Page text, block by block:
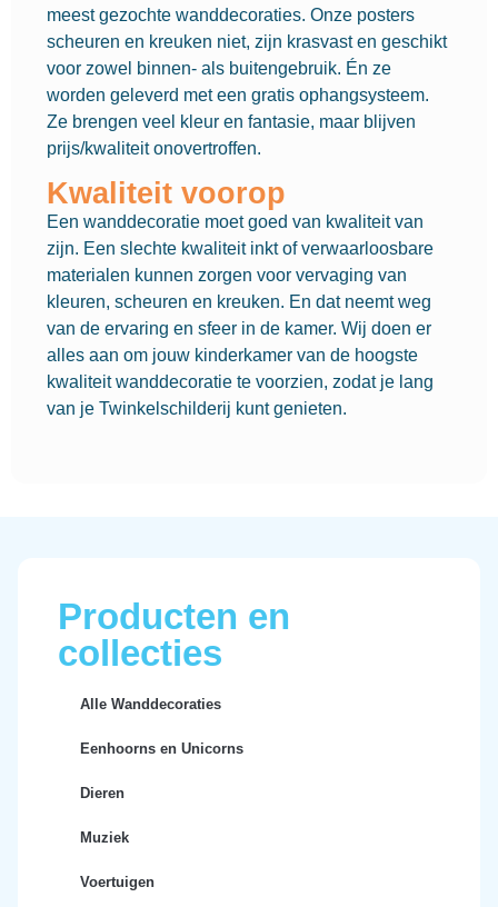
meest gezochte wanddecoraties. Onze posters
scheuren en kreuken niet, zijn krasvast en geschikt
voor zowel binnen- als buitengebruik. Én ze
worden geleverd met een gratis ophangsysteem.
Ze brengen veel kleur en fantasie, maar blijven
prijs/kwaliteit onovertroffen.
Kwaliteit voorop
Een wanddecoratie moet goed van kwaliteit van
zijn. Een slechte kwaliteit inkt of verwaarloosbare
materialen kunnen zorgen voor vervaging van
kleuren, scheuren en kreuken. En dat neemt weg
van de ervaring en sfeer in de kamer. Wij doen er
alles aan om jouw kinderkamer van de hoogste
kwaliteit wanddecoratie te voorzien, zodat je lang
van je Twinkelschilderij kunt genieten.
Producten en
collecties
Alle Wanddecoraties
Eenhoorns en Unicorns
Dieren
Muziek
Voertuigen